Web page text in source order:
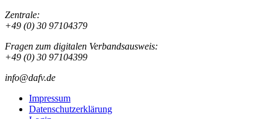
Zentrale:
+49 (0) 30 97104379
Fragen zum digitalen Verbandsausweis:
+49 (0) 30 97104399
info@dafv.de
Impressum
Datenschutzerklärung